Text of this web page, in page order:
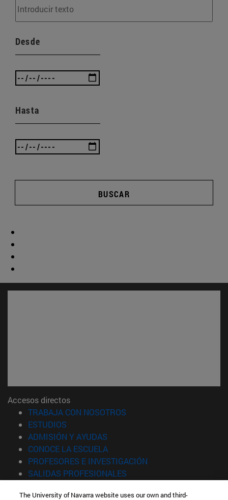
Desde
Hasta
BUSCAR
Accesos directos
TRABAJA CON NOSOTROS
ESTUDIOS
ADMISIÓN Y AYUDAS
CONOCE LA ESCUELA(abre en nueva ventana)
PROFESORES E INVESTIGACIÓN
SALIDAS PROFESIONALES
The University of Navarra website uses our own and third-